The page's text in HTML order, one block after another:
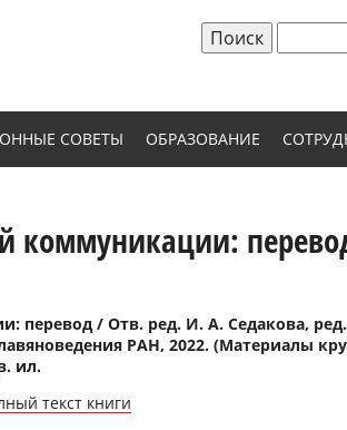
Форма
СОВЕТЫ ОБРАЗОВАНИЕ
коммуникации:
перевод / Отв. ред. И. А. Седакова,
РАН, 2022. (Материалы
ил.
текст книги